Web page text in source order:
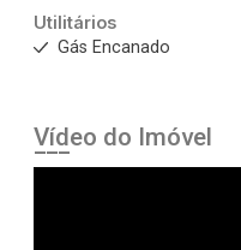
Utilitários
Gás Encanado
Vídeo do Imóvel